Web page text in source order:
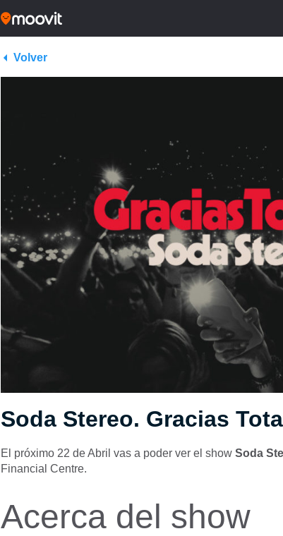
Volver
Soda Stereo. Gracias
El próximo 22 de Abril vas a poder ver el show Soda
Financial Centre.
Acerca del show